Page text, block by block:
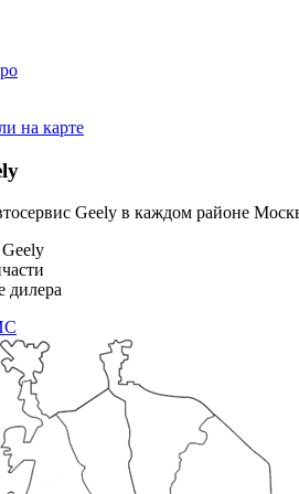
на карте
Geely в каждом районе
дилера